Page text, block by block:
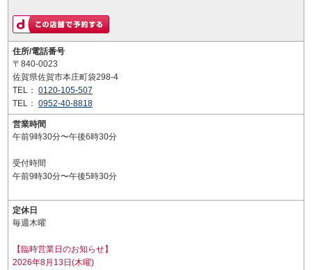
住所/電話番号
〒840-0023
佐賀県佐賀市本庄町袋298-4
TEL： 0120-105-507
TEL： 0952-40-8818
営業時間
午前9時30分〜午後6時30分
受付時間
午前9時30分〜午後5時30分
定休日
毎週木曜
【臨時営業日のお知らせ】
2026年8月13日(木曜)